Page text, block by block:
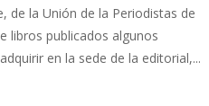
de la Unión de la Periodistas de
libros publicados algunos
en la sede de la editorial,...